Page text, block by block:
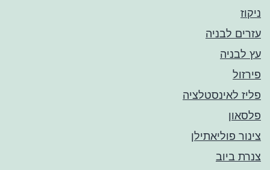
ניקוז
עזרים לבניה
עץ לבניה
פירזול
פליז לאינסטלציה
פלסאון
צינור פוליאתילן
צנרת ביוב